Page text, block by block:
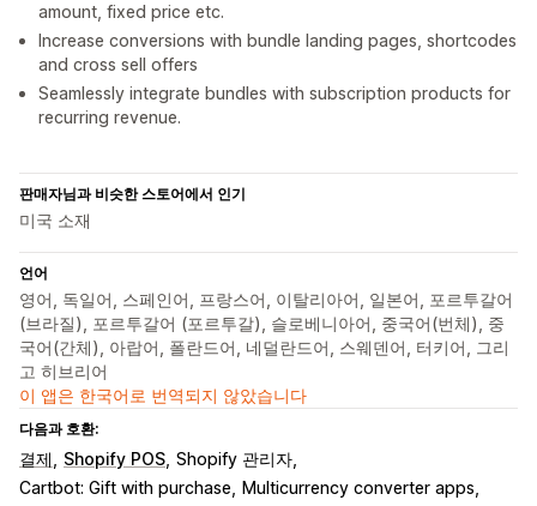
amount, fixed price etc.
Increase conversions with bundle landing pages, shortcodes
and cross sell offers
Seamlessly integrate bundles with subscription products for
recurring revenue.
판매자님과 비슷한 스토어에서 인기
미국 소재
언어
영어, 독일어, 스페인어, 프랑스어, 이탈리아어, 일본어, 포르투갈어
(브라질), 포르투갈어 (포르투갈), 슬로베니아어, 중국어(번체), 중
국어(간체), 아랍어, 폴란드어, 네덜란드어, 스웨덴어, 터키어, 그리
고 히브리어
이 앱은 한국어로 번역되지 않았습니다
다음과 호환:
결제 Shopify POS Shopify 관리자
Cartbot: Gift with purchase
Multicurrency converter apps